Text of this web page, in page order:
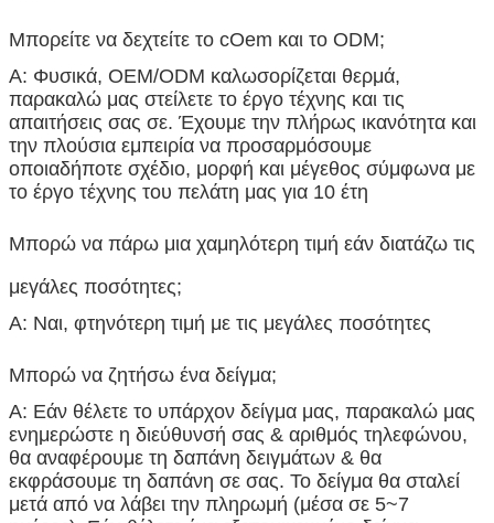
Μπορείτε να δεχτείτε το cOem και το ODM;
Α: Φυσικά, OEM/ODM καλωσορίζεται θερμά,
παρακαλώ μας στείλετε το έργο τέχνης και τις
απαιτήσεις σας σε. Έχουμε την πλήρως ικανότητα και
την πλούσια εμπειρία να προσαρμόσουμε
οποιαδήποτε σχέδιο, μορφή και μέγεθος σύμφωνα με
το έργο τέχνης του πελάτη μας για 10 έτη
Μπορώ να πάρω μια χαμηλότερη τιμή εάν διατάζω τις
μεγάλες ποσότητες;
Α: Ναι, φτηνότερη τιμή με τις μεγάλες ποσότητες
Μπορώ να ζητήσω ένα δείγμα;
Α: Εάν θέλετε το υπάρχον δείγμα μας, παρακαλώ μας
ενημερώστε η διεύθυνσή σας & αριθμός τηλεφώνου,
θα αναφέρουμε τη δαπάνη δειγμάτων & θα
εκφράσουμε τη δαπάνη σε σας. Το δείγμα θα σταλεί
μετά από να λάβει την πληρωμή (μέσα σε 5~7